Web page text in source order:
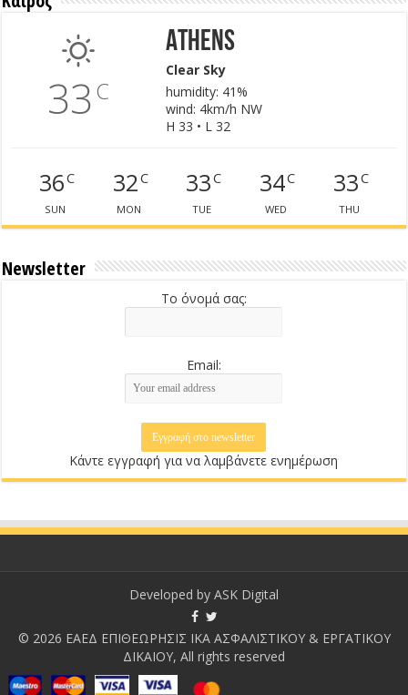
33C
Athens
Clear Sky
humidity: 41%
wind: 4km/h NW
H 33 • L 32
36C
SUN
32C
MON
33C
TUE
34C
WED
33C
THU
Newsletter
Το όνομά σας:
Email:
Κάντε εγγραφή για να λαμβάνετε ενημέρωση
Developed by ASK Digital
© 2026 ΕΑΕΔ ΕΠΙΘΕΩΡΗΣΙΣ ΙΚΑ ΑΣΦΑΛΙΣΤΙΚΟΥ & ΕΡΓΑΤΙΚΟΥ
ΔΙΚΑΙΟΥ, All rights reserved